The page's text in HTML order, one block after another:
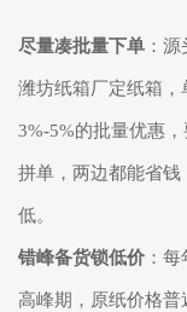
尽量凑批量下单 ：
潍坊纸箱厂定纸箱
3%-5%的批量优惠
拼单，两边都能省
低。
错峰备货锁低价 ：
高峰期，原纸价格普